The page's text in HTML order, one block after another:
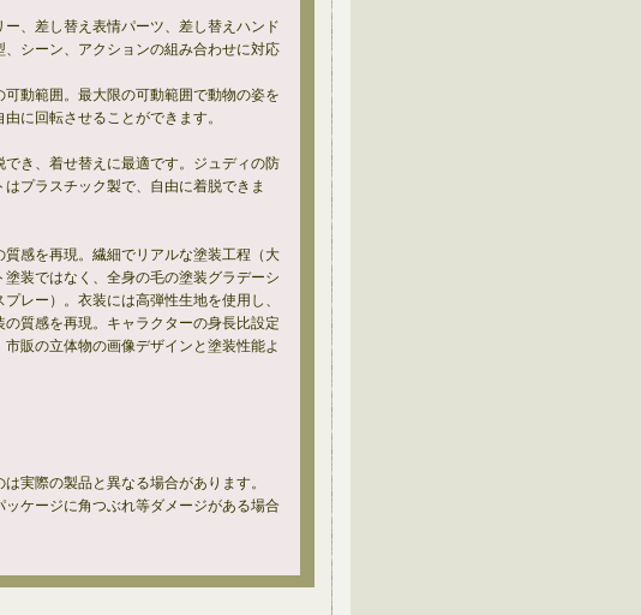
ー、差し替え表情パーツ、差し替えハンド
、シーン、アクションの組み合わせに対応
可動範囲。最大限の可動範囲で動物の姿を
に回転させることができます。
でき、着せ替えに最適です。ジュディの防
プラスチック製で、自由に着脱できま
質感を再現。繊細でリアルな塗装工程（大
塗装ではなく、全身の毛の塗装グラデーシ
プレー）。衣装には高弾性生地を使用し、
の質感を再現。キャラクターの身長比設定
市販の立体物の画像デザインと塗装性能よ
実際の製品と異なる場合があります。
ケージに角つぶれ等ダメージがある場合